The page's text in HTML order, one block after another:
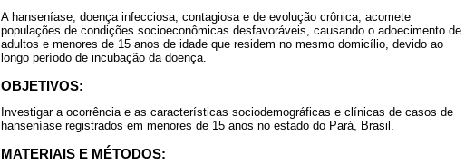
A hanseníase, doença infecciosa, contagiosa e de evolução crônica, acomete
populações de condições socioeconômicas desfavoráveis, causando o adoecimento de
adultos e menores de 15 anos de idade que residem no mesmo domicílio, devido ao
longo período de incubação da doença.
OBJETIVOS:
Investigar a ocorrência e as características sociodemográficas e clínicas de casos de
hanseníase registrados em menores de 15 anos no estado do Pará, Brasil.
MATERIAIS E MÉTODOS: